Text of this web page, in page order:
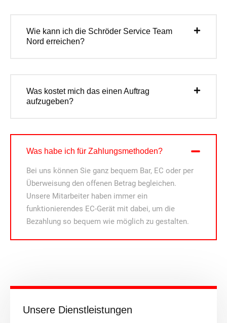
Unsere Dienstleistungen
Wie kann ich die Schröder Service Team
Nord erreichen?
Was kostet mich das einen Auftrag
aufzugeben?
Was habe ich für Zahlungsmethoden?
Bei uns können Sie ganz bequem Bar, EC oder per
Überweisung den offenen Betrag begleichen.
Unsere Mitarbeiter haben immer ein
funktionierendes EC-Gerät mit dabei, um die
Bezahlung so bequem wie möglich zu gestalten.